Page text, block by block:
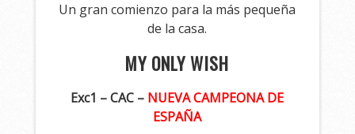
Un gran comienzo para la más pequeña
de la casa.
MY ONLY WISH
Exc1 – CAC – NUEVA CAMPEONA DE
ESPAÑA